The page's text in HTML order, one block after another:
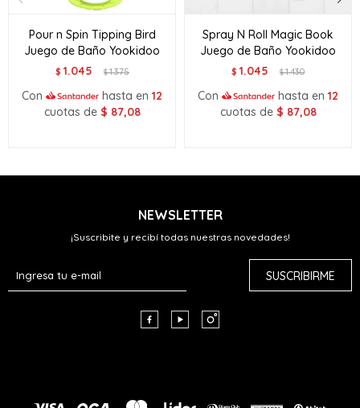
Pour n Spin Tipping Bird
Juego de Baño Yookidoo
$ 1.045 $1.375
Con hasta en 12
cuotas de $ 87,08
Spray N Roll Magic Book
Juego de Baño Yookidoo
$ 1.045 $1.430
Con hasta en 12
cuotas de $ 87,08
NEWSLETTER
¡Suscribite y recibí todas nuestras novedades!
SUSCRIBIRME
  